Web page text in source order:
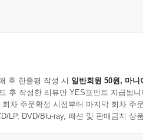
후 한줄평 작성 시 일반회원 50원, 마니
후 작성한 리뷰만 YES포인트 지급됩니
회차 주문확정 시점부터 마지막 회차 주
LP, DVD/Blu-ray, 패션 및 판매금지 상